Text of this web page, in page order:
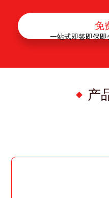
免
产
一站式即签即保